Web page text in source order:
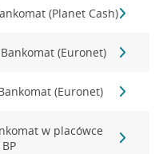
(Planet Cash)
Bankomat (Euronet)
(Euronet)
w placówce